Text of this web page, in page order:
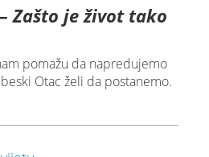
Zašto je život tako
pomažu da napredujemo
Otac želi da postanemo.